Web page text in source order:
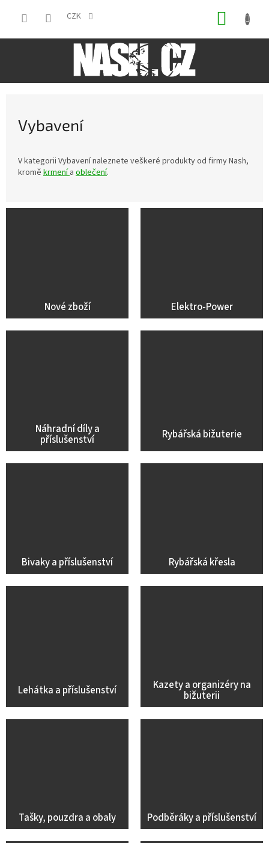
CZK
Vybavení
V kategorii Vybavení naleznete veškeré produkty od firmy Nash,
kromě krmenía oblečení.
Nové zboží Elektro-Power
Náhradní díly a
příslušenství Rybářská bižuterie
Bivaky a příslušenství Rybářská křesla
Lehátka a příslušenství Kazety a organizéry na
bižuterii
Tašky, pouzdra a obaly Podběráky a příslušenství